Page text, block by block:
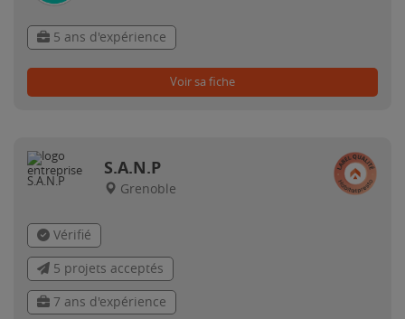
5 ans d'expérience
Voir sa fiche
S.A.N.P
Grenoble
Vérifié
5 projets acceptés
7 ans d'expérience